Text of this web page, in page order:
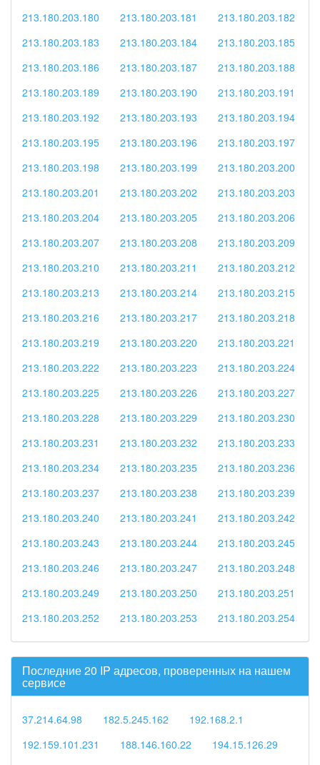
213.180.203.180
213.180.203.181
213.180.203.182
213.180.203.183
213.180.203.184
213.180.203.185
213.180.203.186
213.180.203.187
213.180.203.188
213.180.203.189
213.180.203.190
213.180.203.191
213.180.203.192
213.180.203.193
213.180.203.194
213.180.203.195
213.180.203.196
213.180.203.197
213.180.203.198
213.180.203.199
213.180.203.200
213.180.203.201
213.180.203.202
213.180.203.203
213.180.203.204
213.180.203.205
213.180.203.206
213.180.203.207
213.180.203.208
213.180.203.209
213.180.203.210
213.180.203.211
213.180.203.212
213.180.203.213
213.180.203.214
213.180.203.215
213.180.203.216
213.180.203.217
213.180.203.218
213.180.203.219
213.180.203.220
213.180.203.221
213.180.203.222
213.180.203.223
213.180.203.224
213.180.203.225
213.180.203.226
213.180.203.227
213.180.203.228
213.180.203.229
213.180.203.230
213.180.203.231
213.180.203.232
213.180.203.233
213.180.203.234
213.180.203.235
213.180.203.236
213.180.203.237
213.180.203.238
213.180.203.239
213.180.203.240
213.180.203.241
213.180.203.242
213.180.203.243
213.180.203.244
213.180.203.245
213.180.203.246
213.180.203.247
213.180.203.248
213.180.203.249
213.180.203.250
213.180.203.251
213.180.203.252
213.180.203.253 213.180.203.254
Последние 20 IP адресов, проверенных на нашем
сервисе
37.214.64.98 182.5.245.162
192.168.2.1
192.159.101.231
188.146.160.22
194.15.126.29